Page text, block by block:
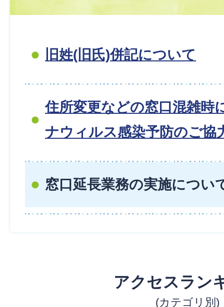
旧姓(旧氏)併記について
住所変更などの窓口混雑時
ナウィルス感染予防のご協
窓口延長業務の実施につい
アクセスラン
(カテゴリ別)